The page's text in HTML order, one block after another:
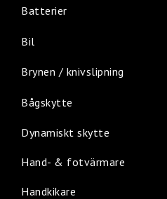
Batterier
Bil
Brynen / knivslipning
Bågskytte
Dynamiskt skytte
Hand- & fotvärmare
Handkikare